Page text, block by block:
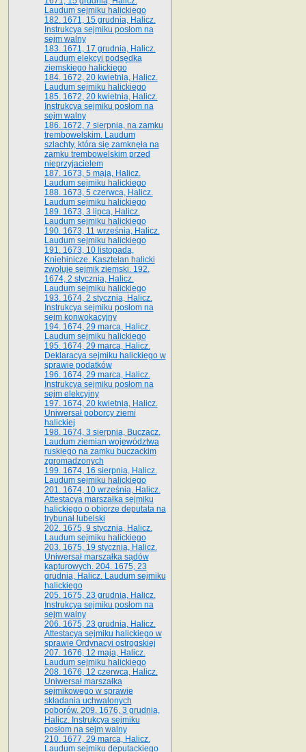
Laudum sejmiku halickiego
182. 1671, 15 grudnia, Halicz.
Instrukcya sejmiku posłom na
sejm walny
183. 1671, 17 grudnia, Halicz.
Laudum elekcyi podsędka
ziemskiego halickiego
184. 1672, 20 kwietnia, Halicz.
Laudum sejmiku halickiego
185. 1672, 20 kwietnia, Halicz.
Instrukcya sejmiku posłom na
sejm walny
186. 1672, 7 sierpnia, na zamku
trembowelskim. Laudum
szlachty, która się zamknęła na
zamku trembowelskim przed
nieprzyjacielem
187. 1673, 5 maja, Halicz.
Laudum sejmiku halickiego
188. 1673, 5 czerwca, Halicz.
Laudum sejmiku halickiego
189. 1673, 3 lipca, Halicz.
Laudum sejmiku halickiego
190. 1673, 11 września, Halicz.
Laudum sejmiku halickiego
191. 1673, 10 listopada,
Kniehinicze. Kasztelan halicki
zwołuje sejmik ziemski. 192.
1674, 2 stycznia, Halicz.
Laudum sejmiku halickiego
193. 1674, 2 stycznia, Halicz.
Instrukcya sejmiku posłom na
sejm konwokacyjny
194. 1674, 29 marca, Halicz.
Laudum sejmiku halickiego
195. 1674, 29 marca, Halicz.
Deklaracya sejmiku halickiego w
sprawie podatków
196. 1674, 29 marca, Halicz.
Instrukcya sejmiku posłom na
sejm elekcyjny
197. 1674, 20 kwietnia, Halicz.
Uniwersał poborcy ziemi
halickiej
198. 1674, 3 sierpnia, Buczacz.
Laudum ziemian województwa
ruskiego na zamku buczackim
zgromadzonych
199. 1674, 16 sierpnia, Halicz.
Laudum sejmiku halickiego
201. 1674, 10 września, Halicz.
Attestacya marszałka sejmiku
halickiego o obiorze deputata na
trybunał lubelski
202. 1675, 9 stycznia, Halicz.
Laudum sejmiku halickiego
203. 1675, 19 stycznia, Halicz.
Uniwersał marszałka sądów
kapturowych. 204. 1675, 23
grudnia, Halicz. Laudum sejmiku
halickiego
205. 1675, 23 grudnia, Halicz.
Instrukcya sejmiku posłom na
sejm walny
206. 1675, 23 grudnia, Halicz.
Attestacya sejmiku halickiego w
sprawie Ordynacyi ostrogskiej
207. 1676, 12 maja, Halicz.
Laudum sejmiku halickiego
208. 1676, 12 czerwca, Halicz.
Uniwersał marszałka
sejmikowego w sprawie
składania uchwalonych
poborów. 209. 1676, 3 grudnia,
Halicz. Instrukcya sejmiku
posłom na sejm walny
210. 1677, 29 marca, Halicz.
Laudum sejmiku deputackiego